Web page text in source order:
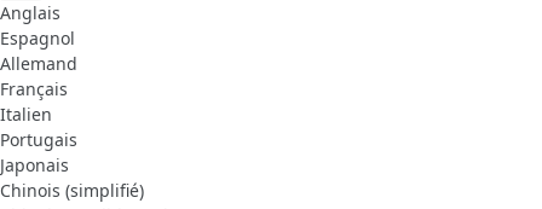
Anglais
Espagnol
Allemand
Français
Italien
Portugais
Japonais
Chinois (simplifié)